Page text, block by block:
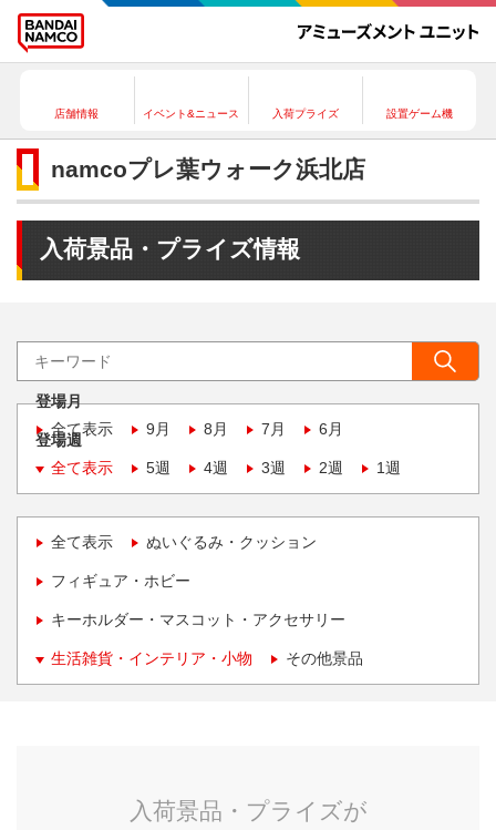
店舗情報 イベント&ニュース 入荷プライズ 設置ゲーム機
namcoプレ葉ウォーク浜北店
入荷景品・プライズ情報
登場月
全て表示
9月 8月 7月 6月
登場週
全て表示
5週 4週 3週 2週 1週
全て表示 ぬいぐるみ・クッション
フィギュア・ホビー
キーホルダー・マスコット・アクセサリー
生活雑貨・インテリア・小物 その他景品